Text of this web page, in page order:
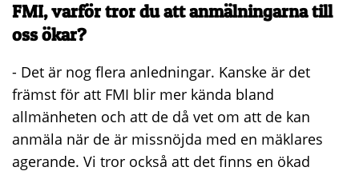
FMI, varför tror du att anmälningarna till
oss ökar?
- Det är nog flera anledningar. Kanske är det
främst för att FMI blir mer kända bland
allmänheten och att de då vet om att de kan
anmäla när de är missnöjda med en mäklares
agerande. Vi tror också att det finns en ökad